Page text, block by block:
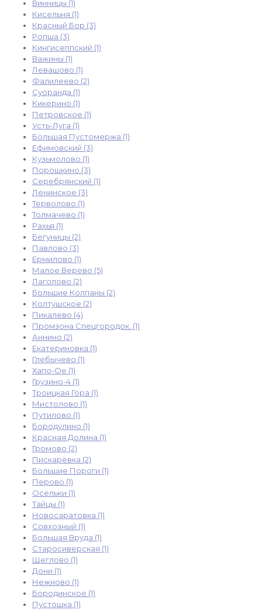
Винницы (1)
Кисельня (1)
Красный Бор (3)
Ропша (3)
Кингисеппский (1)
Важины (1)
Левашово (1)
Фалилеево (2)
Суоранда (1)
Кикерино (1)
Петровское (1)
Усть-Луга (1)
Большая Пустомержа (1)
Ефимовский (3)
Кузьмолово (1)
Порошкино (3)
Серебрянский (1)
Ленинское (3)
Терволово (1)
Толмачево (1)
Рахья (1)
Бегуницы (2)
Павлово (3)
Ермилово (1)
Малое Верево (5)
Лаголово (2)
Большие Колпаны (2)
Колтушское (2)
Пикалево (4)
Промзона Спецгородок. (1)
Аннино (2)
Екатериновка (1)
Глебычево (1)
Хапо-Ое (1)
Грузино-4 (1)
Троицкая Гора (1)
Мистолово (1)
Путилово (1)
Бородулино (1)
Красная Долина (1)
Громово (2)
Пискарёвка (2)
Большие Пороги (1)
Перово (1)
Осельки (1)
Тайцы (1)
Новосаратовка (1)
Совхозный (1)
Большая Вруда (1)
Старосиверская (1)
Щеглово (1)
Дони (1)
Нежново (1)
Бородинское (1)
Пустошка (1)